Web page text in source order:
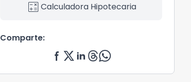
calculate Calculadora Hipotecaria
Comparte: